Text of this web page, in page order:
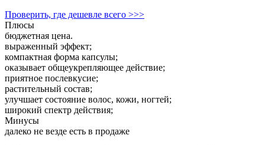
Проверить, где дешевле всего >>>
Плюсы
бюджетная цена.
выраженный эффект;
компактная форма капсулы;
оказывает общеукрепляющее действие;
приятное послевкусие;
растительный состав;
улучшает состояние волос, кожи, ногтей;
широкий спектр действия;
Минусы
далеко не везде есть в продаже